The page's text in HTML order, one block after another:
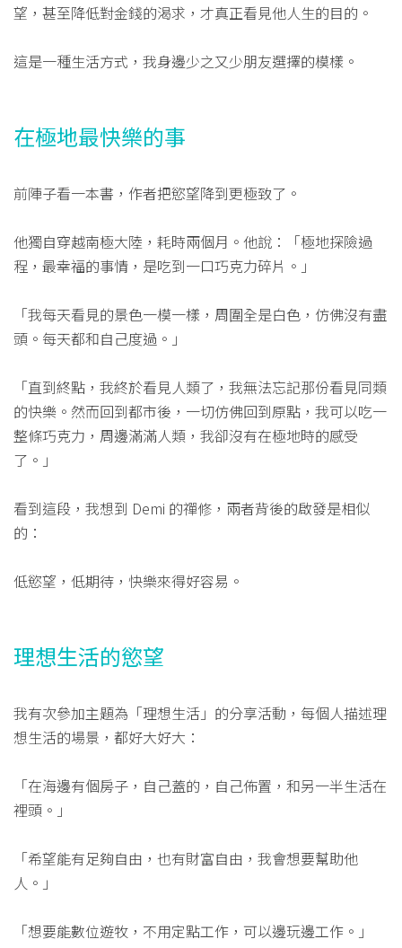
望，甚至降低對金錢的渴求，才真正看見他人生的目的。
這是一種生活方式，我身邊少之又少朋友選擇的模樣。
在極地最快樂的事
前陣子看一本書，作者把慾望降到更極致了。
他獨自穿越南極大陸，耗時兩個月。他說：「極地探險過
程，最幸福的事情，是吃到一口巧克力碎片。」
「我每天看見的景色一模一樣，周圍全是白色，仿佛沒有盡
頭。每天都和自己度過。」
「直到終點，我終於看見人類了，我無法忘記那份看見同類
的快樂。然而回到都市後，一切仿佛回到原點，我可以吃一
整條巧克力，周邊滿滿人類，我卻沒有在極地時的感受
了。」
看到這段，我想到 Demi 的禪修，兩者背後的啟發是相似
的：
低慾望，低期待，快樂來得好容易。
理想生活的慾望
我有次參加主題為「理想生活」的分享活動，每個人描述理
想生活的場景，都好大好大：
「在海邊有個房子，自己蓋的，自己佈置，和另一半生活在
裡頭。」
「希望能有足夠自由，也有財富自由，我會想要幫助他
人。」
「想要能數位遊牧，不用定點工作，可以邊玩邊工作。」